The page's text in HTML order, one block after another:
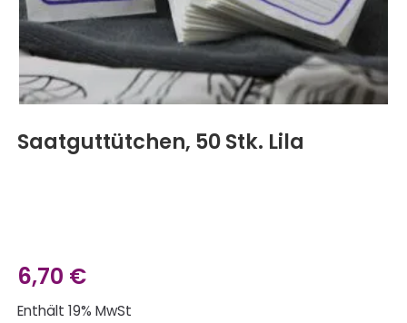
Saatguttütchen, 50 Stk. Lila
6,70 €
Enthält 19% MwSt